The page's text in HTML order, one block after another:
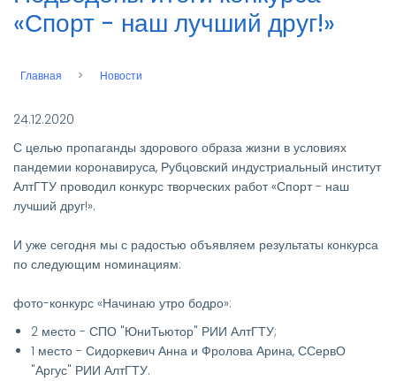
«Спорт - наш лучший друг!»
Строка
Главная Новости
24.12.2020
С целью пропаганды здорового образа жизни в условиях
пандемии коронавируса, Рубцовский индустриальный институт
АлтГТУ проводил конкурс творческих работ «Спорт - наш
лучший друг!».
И уже сегодня мы с радостью объявляем результаты конкурса
по следующим номинациям:
фото-конкурс «Начинаю утро бодро»:
2 место - СПО "ЮниТьютор" РИИ АлтГТУ;
1 место - Сидоркевич Анна и Фролова Арина, ССервО
"Аргус" РИИ АлтГТУ.